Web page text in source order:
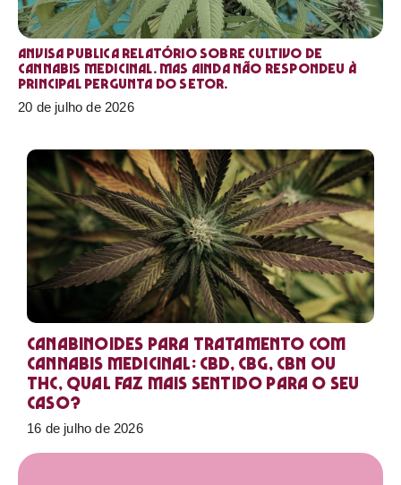
Anvisa publica relatório sobre cultivo de
Cannabis medicinal. Mas ainda não respondeu à
principal pergunta do setor.
20 de julho de 2026
Canabinoides para tratamento com
cannabis medicinal: CBD, CBG, CBN ou
THC, qual faz mais sentido para o seu
caso?
16 de julho de 2026